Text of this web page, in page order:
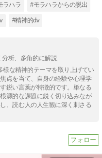
ラハラ #モラハラからの脱出
#精神的dv
分析、多角的に解説
様な精神的テーマを取り上げてい
点を当て、自身の経験や心理学
鋭い言葉が特徴的です。単なる
源的な課題に鋭く切り込みなが
、読む人の人生観に深く刺さる